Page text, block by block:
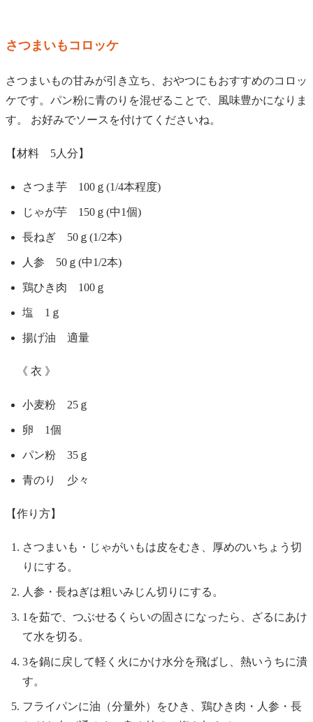
さつまいもコロッケ
さつまいもの甘みが引き立ち、おやつにもおすすめのコロッ
ケです。パン粉に青のりを混ぜることで、風味豊かになりま
す。 お好みでソースを付けてくださいね。
【材料 5人分】
さつま芋 100ｇ(1/4本程度)
じゃが芋 150ｇ(中1個)
長ねぎ 50ｇ(1/2本)
人参 50ｇ(中1/2本)
鶏ひき肉 100ｇ
塩 1ｇ
揚げ油 適量
《 衣 》
小麦粉 25ｇ
卵 1個
パン粉 35ｇ
青のり 少々
【作り方】
さつまいも・じゃがいもは皮をむき、厚めのいちょう切
りにする。
人参・長ねぎは粗いみじん切りにする。
1を茹で、つぶせるくらいの固さになったら、ざるにあけ
て水を切る。
3を鍋に戻して軽く火にかけ水分を飛ばし、熱いうちに潰
す。
フライパンに油（分量外）をひき、鶏ひき肉・人参・長